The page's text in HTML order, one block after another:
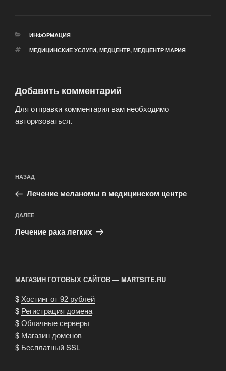
РУБРИКИ
ИНФОРМАЦИЯ
МЕТКИ
МЕДИЦИНСКИЕ УСЛУГИ, МЕДЦЕНТР, МЕДЦЕНТР МАРИЯ
Добавить комментарий
Для отправки комментария вам необходимо
авторизоваться.
по
записям
Предыдущая
запись:
НАЗАД
Лечение меланомы в медицинском центре
Следующая
запись
ДАЛЕЕ
Лечение рака легких
МАГАЗИН ГОТОВЫХ САЙТОВ — MARTSITE.RU
$Хостинг от 92 рублей
$ Регистрация домена
$Облачные серверы
$ Магазин доменов
$ Бесплатный SSL